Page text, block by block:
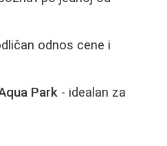
odnos cene i
Park - idealan za